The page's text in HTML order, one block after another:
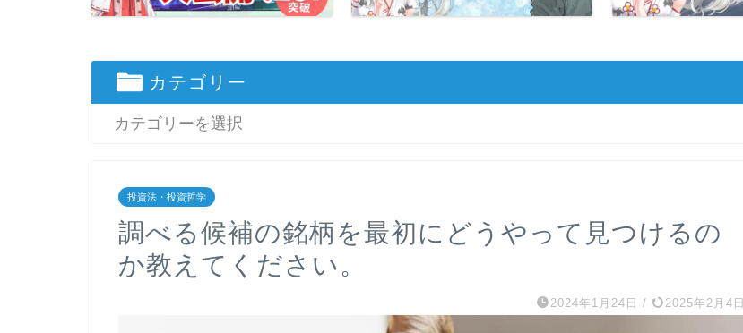
カテゴリー
投資法・投資哲学
調べる候補の銘柄を最初にどうやって見つけるの
か教えてください。
2024年1月24日 / 2025年2月4日